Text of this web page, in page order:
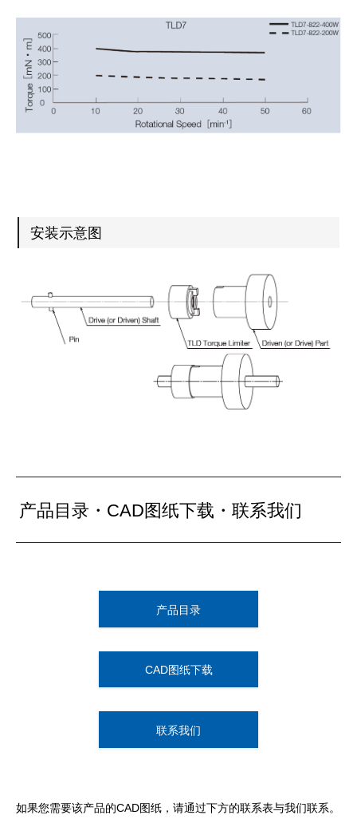
安装示意图
产品目录・CAD图纸下载・联系我们
产品目录
CAD图纸下载
联系我们
如果您需要该产品的CAD图纸，请通过下方的联系表与我们联系。